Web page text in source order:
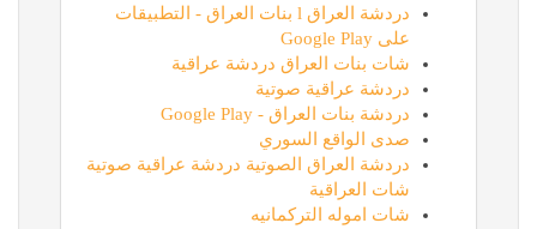
دردشة العراق l بنات العراق - التطبيقات
على Google Play
شات بنات العراق دردشة عراقية
دردشة عراقية صوتية
دردشة بنات العراق - Google Play
صدى الواقع السوري
دردشة العراق الصوتية دردشة عراقية صوتية
شات العراقية
شات اموله التركمانيه